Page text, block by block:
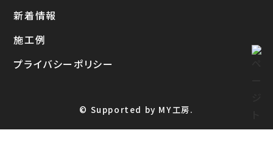
新着情報
施工例
プライバシーポリシー
© Supported by MY工房.